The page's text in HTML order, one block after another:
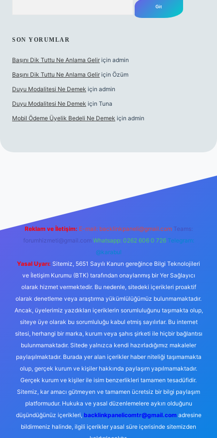
SON YORUMLAR
Başını Dik Tuttu Ne Anlama Gelir için admin
Başını Dik Tuttu Ne Anlama Gelir için Özüm
Duyu Modalitesi Ne Demek için admin
Duyu Modalitesi Ne Demek için Tuna
Mobil Ödeme Üyelik Bedeli Ne Demek için admin
Reklam ve İletişim: E-mail: backlinkpaneli@gmail.com Teams:
forumhizmeti@gmail.com Whatsapp: 0262 606 0 726 Telegram:
@karabul
Yasal Uyarı: Sitemiz, 5651 Sayılı Kanun gereğince Bilgi Teknolojileri
ve İletişim Kurumu (BTK) tarafından onaylanmış bir Yer Sağlayıcı
olarak hizmet vermektedir. Bu nedenle, sitedeki içerikleri proaktif
olarak denetleme veya araştırma yükümlülüğümüz bulunmamaktadır.
Ancak, üyelerimiz yazdıkları içeriklerin sorumluluğunu taşımakta olup,
siteye üye olarak bu sorumluluğu kabul etmiş sayılırlar. Bu internet
sitesi, herhangi bir marka, kurum veya şahıs şirketi ile hiçbir bağlantısı
bulunmamaktadır. Sitede yalnızca kendi hazırladığımız makaleler
paylaşılmaktadır. Burada yer alan içerikler haber niteliği taşımamakta
olup, gerçek kurum ve kişiler hakkında paylaşım yapılmamaktadır.
Gerçek kurum ve kişiler ile isim benzerlikleri tamamen tesadüfidir.
Sitemiz, kar amacı gütmeyen ve tamamen ücretsiz bir bilgi paylaşım
platformudur. Hukuka ve yasal düzenlemelere aykırı olduğunu
düşündüğünüz içerikleri, backlinkpanelicomtr@gmail.comadresine
bildirmeniz halinde, ilgili içerikler yasal süre içerisinde sitemizden